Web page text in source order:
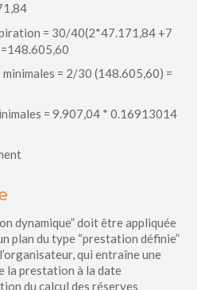
= 30/40(2*47.171,84 +7
= 2/30 (148.605,60) =
= 9.907,04 * 0.16913014
dynamique” doit être appliquée
plan du type “prestation définie”
qui entraîne une
la prestation à la date
du calcul des réserves